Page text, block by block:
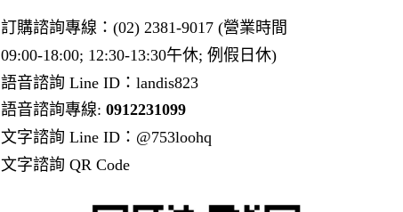
訂購諮詢專線：(02) 2381-9017 (營業時間
09:00-18:00; 12:30-13:30午休; 例假日休)
語音諮詢 Line ID：landis823
語音諮詢專線: 0912231099
文字諮詢 Line ID：@753loohq
文字諮詢 QR Code